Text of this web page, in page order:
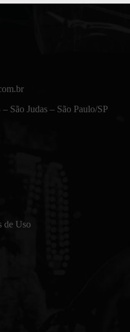
São Judas – São Paulo/SP
de Uso